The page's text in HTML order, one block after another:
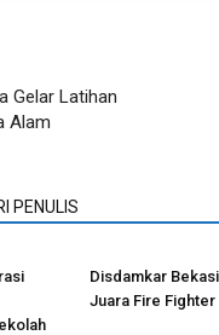
Gelar Latihan
Alam
PENULIS
Disdamkar
Juara Fire Fighter